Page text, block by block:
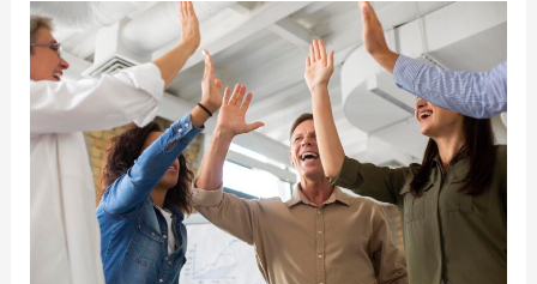
Bienestar
organizacional:
qué
es
cómo
implementarlo